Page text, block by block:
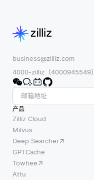
business@zilliz.com
4000-zilliz（4000945549）
产品
Zilliz Cloud
Milvus
Deep Searcher
GPTCache
Towhee
Attu